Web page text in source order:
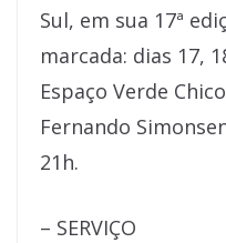
Sul, em sua 17ª
marcada: dias 17,
Espaço Verde
Fernando
21h.
– SERVIÇO